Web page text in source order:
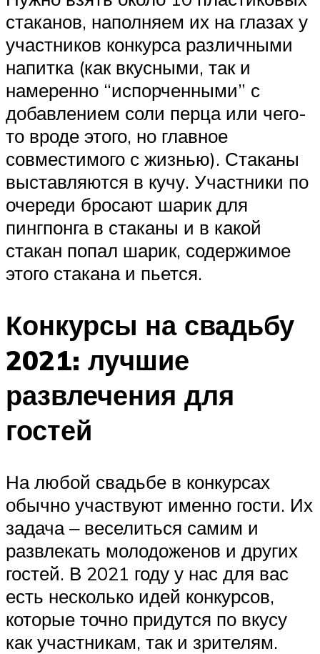
стаканов, наполняем их на глазах у
участников конкурса различными
напитка (как вкусными, так и
намеренно “испорченными” с
добавлением соли перца или чего-
то вроде этого, но главное
совместимого с жизнью). Стаканы
выставляются в кучу. Участники по
очереди бросают шарик для
пингпонга в стаканы и в какой
стакан попал шарик, содержимое
этого стакана и пьется.
Конкурсы на свадьбу
2021: лучшие
развлечения для
гостей
На любой свадьбе в конкурсах
обычно участвуют именно гости. Их
задача ‒ веселиться самим и
развлекать молодоженов и других
гостей. В 2021 году у нас для вас
есть несколько идей конкурсов,
которые точно придутся по вкусу
как участникам, так и зрителям.